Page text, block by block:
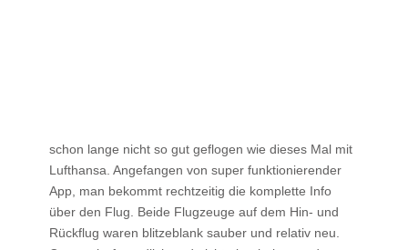
schon lange nicht so gut geflogen wie dieses Mal mit
Lufthansa. Angefangen von super funktionierender
App, man bekommt rechtzeitig die komplette Info
über den Flug. Beide Flugzeuge auf dem Hin- und
Rückflug waren blitzeblank sauber und relativ neu.